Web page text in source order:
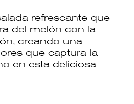
refrescante que
del melón con la
creando una
que captura la
en esta deliciosa